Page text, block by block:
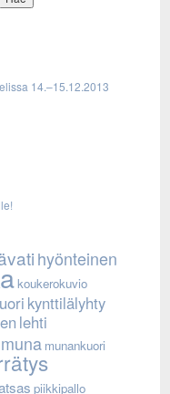
14.–15.12.2013
hyönteinen
koukerokuvio
kynttilälyhty
lehti
muna munankuori
piikkipallo